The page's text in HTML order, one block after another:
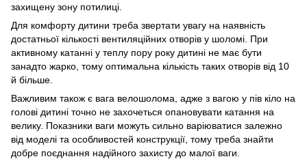
захищену зону потилиці.
Для комфорту дитини треба звертати увагу на наявність
достатньої кількості вентиляційних отворів у шоломі. При
активному катанні у теплу пору року дитині не має бути
занадто жарко, тому оптимальна кількість таких отворів від 10
й більше.
Важливим також є вага велошолома, адже з вагою у пів кіло на
голові дитині точно не захочеться опановувати катання на
велику. Показники ваги можуть сильно варіюватися залежно
від моделі та особливостей конструкції, тому треба знайти
добре поєднання надійного захисту до малої ваги.